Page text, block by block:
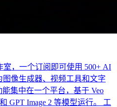
室，一个订阅即可使用 500+ AI
像生成器、视频工具和文字
集中在一个平台，基于 Veo
GPT Image 2 等模型运行。 工